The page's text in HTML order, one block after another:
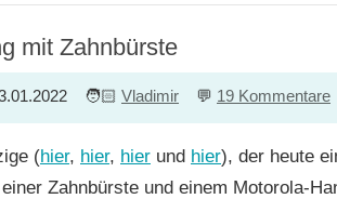
mit Zahnbürste
Vladimir 19 Kommentare
(hier, hier, hier und hier), der heute
Zahnbürste und einem Motorola-